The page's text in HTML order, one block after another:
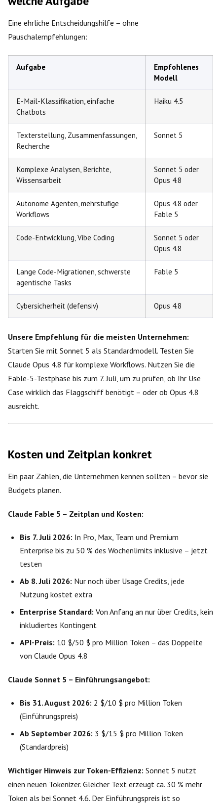
Eine ehrliche Entscheidungshilfe – ohne
Pauschalempfehlungen:
Aufgabe
Empfohlenes
Modell
E-Mail-Klassifikation, einfache
Chatbots
Haiku 4.5
Texterstellung, Zusammenfassungen,
Recherche
Sonnet 5
Komplexe Analysen, Berichte,
Wissensarbeit
Sonnet 5 oder
Opus 4.8
Autonome Agenten, mehrstufige
Workflows
Opus 4.8 oder
Fable 5
Code-Entwicklung, Vibe Coding
Sonnet 5 oder
Opus 4.8
Lange Code-Migrationen, schwerste
agentische Tasks
Fable 5
Cybersicherheit (defensiv) Opus 4.8
Unsere Empfehlung für die meisten Unternehmen:
Starten Sie mit Sonnet 5 als Standardmodell. Testen Sie
Claude Opus 4.8 für komplexe Workflows. Nutzen Sie die
Fable-5-Testphase bis zum 7. Juli, um zu prüfen, ob Ihr Use
Case wirklich das Flaggschiff benötigt – oder ob Opus 4.8
ausreicht.
Kosten und Zeitplan konkret
Ein paar Zahlen, die Unternehmen kennen sollten – bevor sie
Budgets planen.
Claude Fable 5 – Zeitplan und Kosten:
Bis 7. Juli 2026: In Pro, Max, Team und Premium
Enterprise bis zu 50 % des Wochenlimits inklusive – jetzt
testen
Ab 8. Juli 2026: Nur noch über Usage Credits, jede
Nutzung kostet extra
Enterprise Standard: Von Anfang an nur über Credits, kein
inkludiertes Kontingent
API-Preis: 10 $/50 $ pro Million Token – das Doppelte
von Claude Opus 4.8
Claude Sonnet 5 – Einführungsangebot:
Bis 31. August 2026: 2 $/10 $ pro Million Token
(Einführungspreis)
Ab September 2026: 3 $/15 $ pro Million Token
(Standardpreis)
Wichtiger Hinweis zur Token-Effizienz: Sonnet 5 nutzt
einen neuen Tokenizer. Gleicher Text erzeugt ca. 30 % mehr
Token als bei Sonnet 4.6. Der Einführungspreis ist so